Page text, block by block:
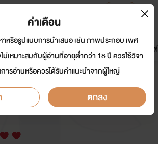
อีบุ๊ก การ์ตูน
มาใหม่
ดรีมแชท ธัญลิสต์
มึงเป็นของกู (End)
คำเตือน
าหรือรูปแบบการนำเสนอ เช่น ภาพประกอบ เพศ
ม่เหมาะสมกับผู้อ่านที่อายุต่ำกว่า 18 ปี ควรใช้วิจา
รอ่านหรือควรได้รับคำแนะนำจากผู้ใหญ่
ตกลง